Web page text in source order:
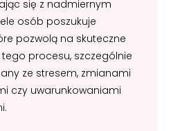
się z nadmiernym
osób poszukuje
pozwolą na skuteczne
procesu, szczególnie
ze stresem, zmianami
czy uwarunkowaniami